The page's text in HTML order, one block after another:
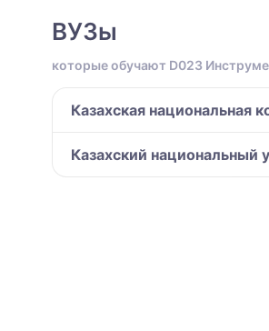
ВУЗы
которые обучают D023
Казахская национальная
Казахский национальный